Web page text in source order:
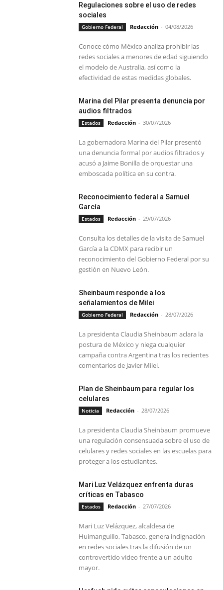
Regulaciones sobre el uso de redes
sociales
Gobierno Federal Redacción - 04/08/2026
Conoce cómo México analiza prohibir las
redes sociales a menores de edad siguiendo
el modelo de Australia, así como la
efectividad de estas medidas globales.
Marina del Pilar presenta denuncia por
audios filtrados
Estados Redacción - 30/07/2026
La gobernadora Marina del Pilar presentó
una denuncia formal por audios filtrados y
acusó a Jaime Bonilla de orquestar una
emboscada política en su contra.
Reconocimiento federal a Samuel
García
Estados Redacción - 29/07/2026
Consulta los detalles de la visita de Samuel
García a la CDMX para recibir un
reconocimiento del Gobierno Federal por su
gestión en Nuevo León.
Sheinbaum responde a los
señalamientos de Milei
Gobierno Federal Redacción - 28/07/2026
La presidenta Claudia Sheinbaum aclara la
postura de México y niega cualquier
campaña contra Argentina tras los recientes
comentarios de Javier Milei.
Plan de Sheinbaum para regular los
celulares
Noticia Redacción - 28/07/2026
La presidenta Claudia Sheinbaum promueve
una regulación consensuada sobre el uso de
celulares y redes sociales en las escuelas para
proteger a los estudiantes.
Mari Luz Velázquez enfrenta duras
críticas en Tabasco
Estados Redacción - 27/07/2026
Mari Luz Velázquez, alcaldesa de
Huimanguillo, Tabasco, genera indignación
en redes sociales tras la difusión de un
controvertido video frente a un adulto
mayor.